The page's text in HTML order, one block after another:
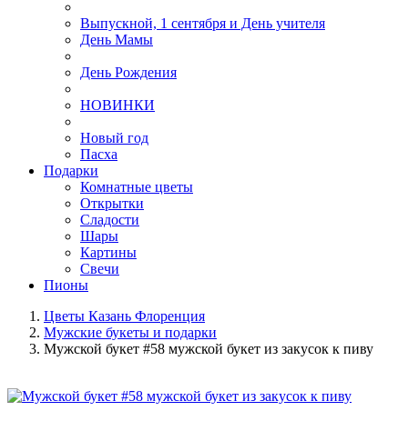
Выпускной, 1 сентября и День учителя
День Мамы
День Рождения
НОВИНКИ
Новый год
Пасха
Подарки
Комнатные цветы
Открытки
Сладости
Шары
Картины
Свечи
Пионы
Цветы Казань Флоренция
Мужские букеты и подарки
Мужской букет #58 мужской букет из закусок к пиву